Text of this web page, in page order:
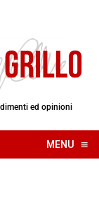
ed opinioni
MENU ≡
☰